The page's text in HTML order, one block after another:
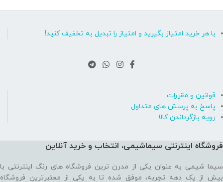
با هر خرید امتیاز بگیرید و امتیاز را تبدیل به تخفیف کنید!
قوانین و مقررات
پاسخ به پرسش های متداول
رویه بازگرداندن کالا
فروشگاه اینترنتی سیماشیمی، انتخاب و خرید آنلاین
سیما شیمی به عنوان یکی از مدرن ترین فروشگاه های رنگ اینترنتی با
بیش از یک دهه تجربه، موفق شده تا به یکی از معتبرترین فروشگاه